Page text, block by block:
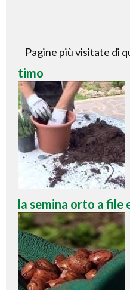
Pagine più visitate di
timo
la semina orto a file